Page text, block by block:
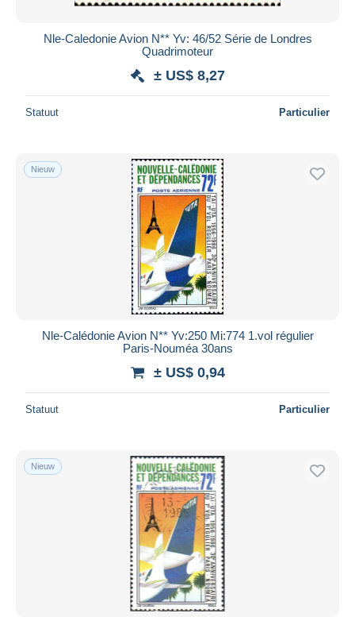
Nle-Caledonie Avion N** Yv: 46/52 Série de Londres
Quadrimoteur
± US$ 8,27
Statuut Particulier
Nieuw
Nle-Calédonie Avion N** Yv:250 Mi:774 1.vol régulier
Paris-Nouméa 30ans
± US$ 0,94
Statuut Particulier
Nieuw